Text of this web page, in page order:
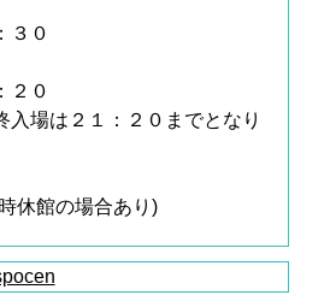
３０
２０
場は２１：２０までとなり
休館の場合あり)